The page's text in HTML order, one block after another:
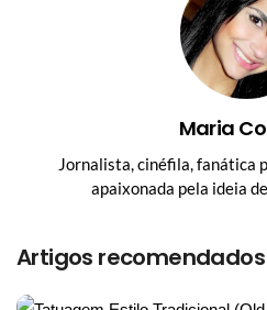
Maria
Jornalista, cinéfila, fanática
apaixonada pela ideia
Artigos recomendados